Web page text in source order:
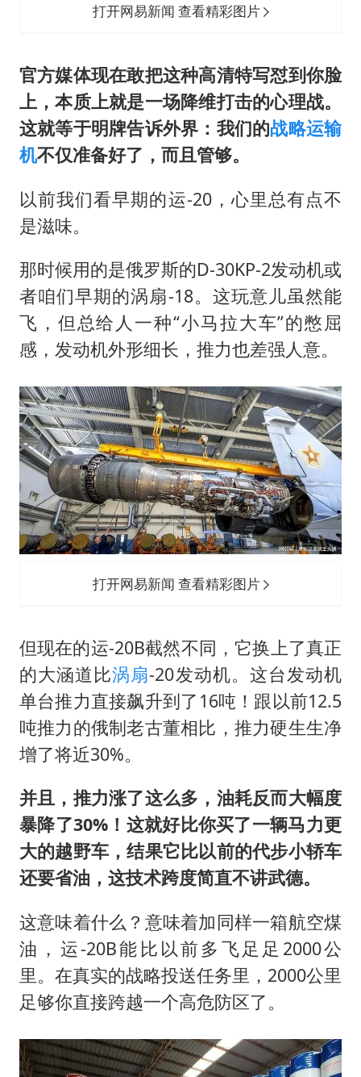
打开网易新闻 查看精彩图片
官方媒体现在敢把这种高清特写怼到你脸
上，本质上就是一场降维打击的心理战。
这就等于明牌告诉外界：我们的战略运输
机不仅准备好了，而且管够。
以前我们看早期的运-20，心里总有点不
是滋味。
那时候用的是俄罗斯的D-30KP-2发动机或
者咱们早期的涡扇-18。这玩意儿虽然能
飞，但总给人一种“小马拉大车”的憋屈
感，发动机外形细长，推力也差强人意。
打开网易新闻 查看精彩图片
但现在的运-20B截然不同，它换上了真正
的大涵道比涡扇-20发动机。这台发动机
单台推力直接飙升到了16吨！跟以前12.5
吨推力的俄制老古董相比，推力硬生生净
增了将近30%。
并且，推力涨了这么多，油耗反而大幅度
暴降了30%！这就好比你买了一辆马力更
大的越野车，结果它比以前的代步小轿车
还要省油，这技术跨度简直不讲武德。
这意味着什么？意味着加同样一箱航空煤
油，运-20B能比以前多飞足足2000公
里。在真实的战略投送任务里，2000公里
足够你直接跨越一个高危防区了。